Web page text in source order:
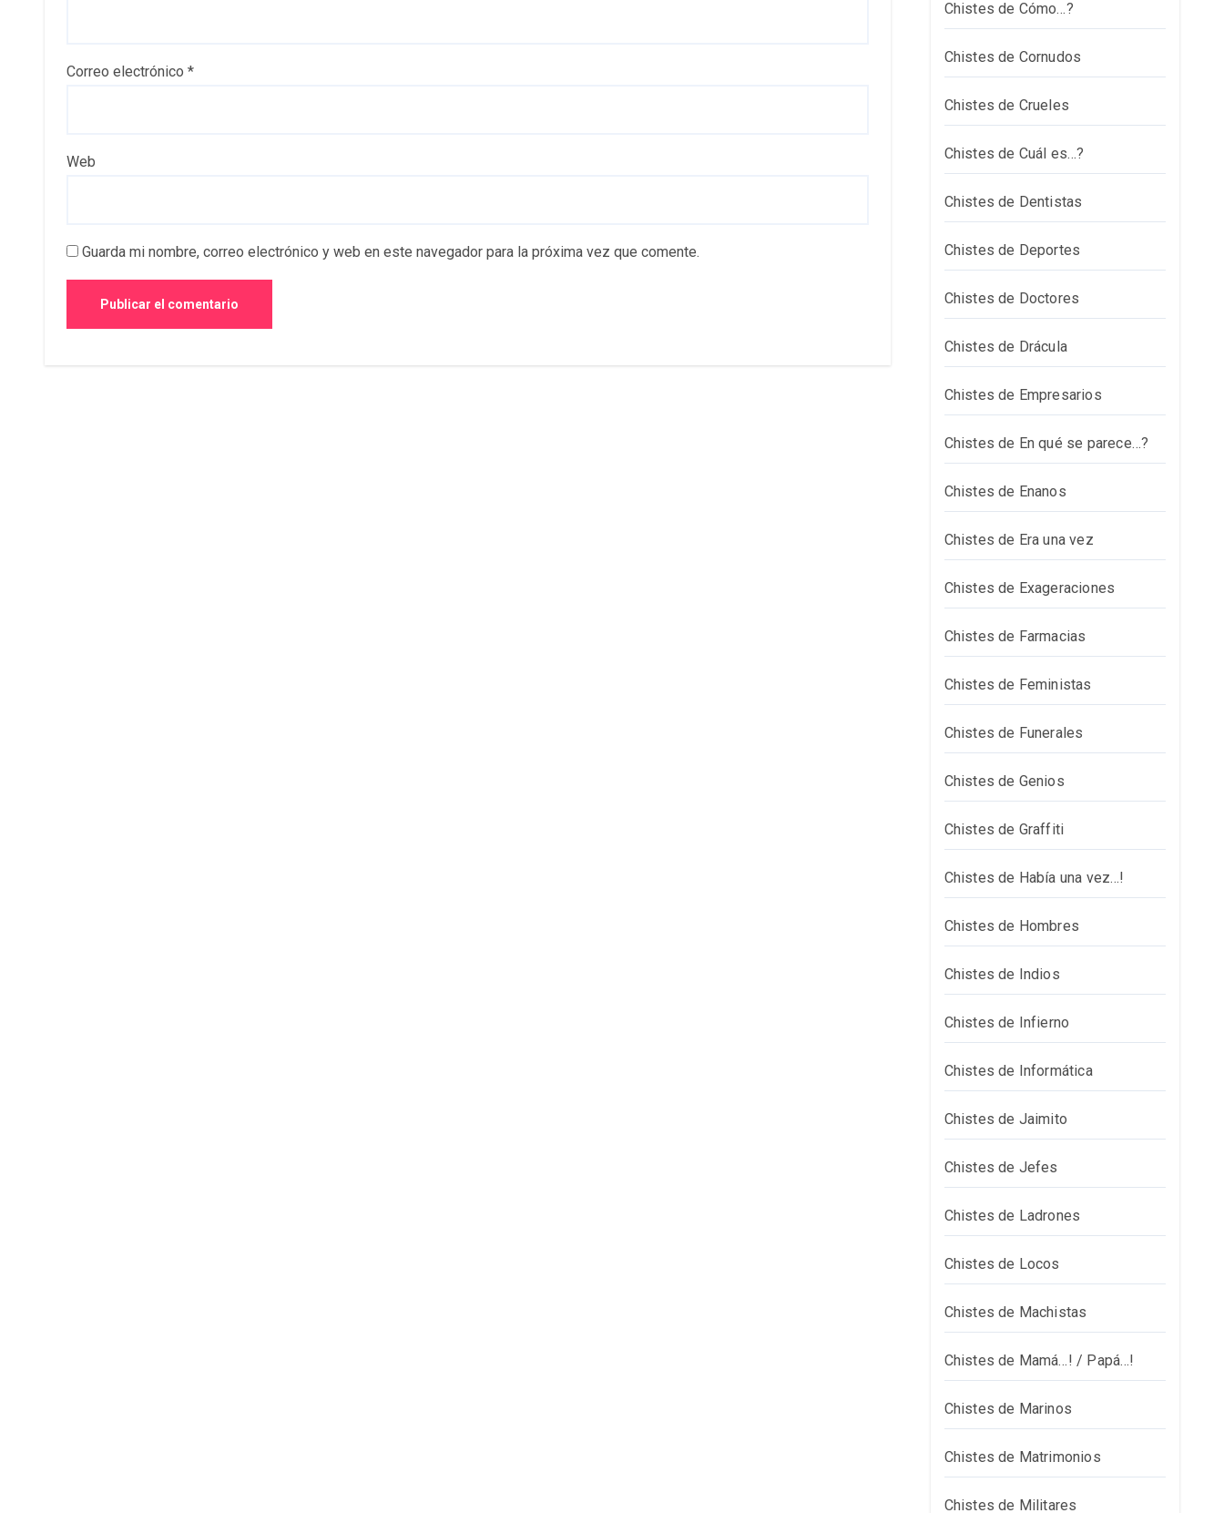
Correo electrónico *
Web
Guarda mi nombre, correo electrónico y web en este navegador para la próxima vez que comente.
Chistes de Cómo…?
Chistes de Cornudos
Chistes de Crueles
Chistes de Cuál es…?
Chistes de Dentistas
Chistes de Deportes
Chistes de Doctores
Chistes de Drácula
Chistes de Empresarios
Chistes de En qué se parece…?
Chistes de Enanos
Chistes de Era una vez
Chistes de Exageraciones
Chistes de Farmacias
Chistes de Feministas
Chistes de Funerales
Chistes de Genios
Chistes de Graffiti
Chistes de Había una vez…!
Chistes de Hombres
Chistes de Indios
Chistes de Infierno
Chistes de Informática
Chistes de Jaimito
Chistes de Jefes
Chistes de Ladrones
Chistes de Locos
Chistes de Machistas
Chistes de Mamá…! / Papá…!
Chistes de Marinos
Chistes de Matrimonios
Chistes de Militares